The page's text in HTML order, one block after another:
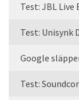
Test: JBL Live
Test: Unisynk
Google
Test: